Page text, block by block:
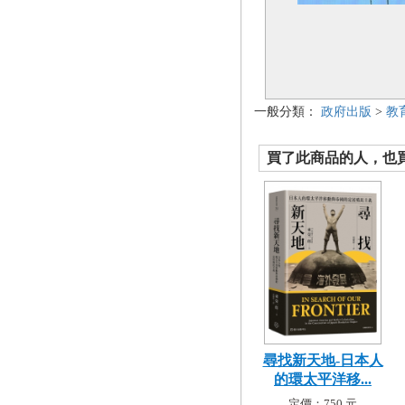
一般分類： 政府出版 > 教
買了此商品的人，也
尋找新天地-日本人
的環太平洋移...